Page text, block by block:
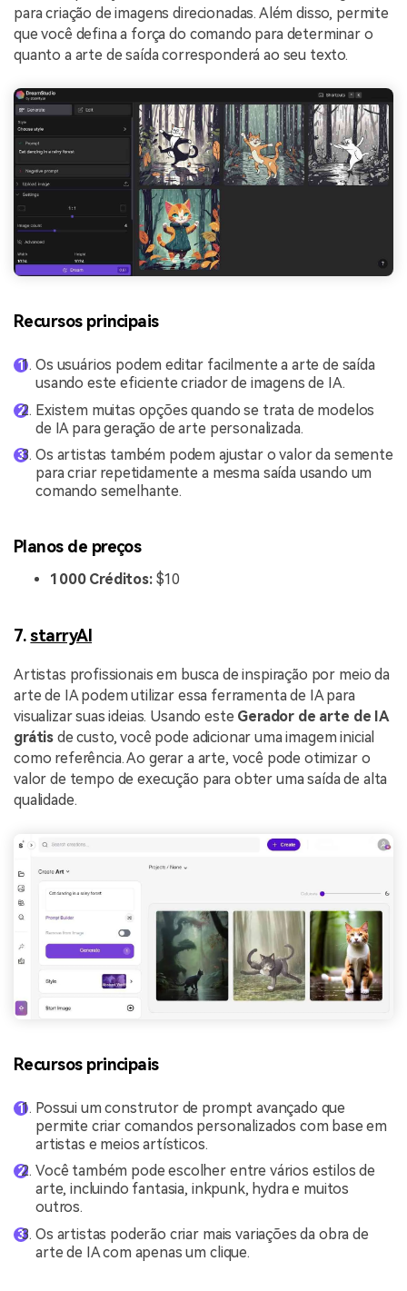
para criação de imagens direcionadas. Além disso, permite
que você defina a força do comando para determinar o
quanto a arte de saída corresponderá ao seu texto.
Recursos principais
Os usuários podem editar facilmente a arte de saída
usando este eficiente criador de imagens de IA.
Existem muitas opções quando se trata de modelos
de IA para geração de arte personalizada.
Os artistas também podem ajustar o valor da semente
para criar repetidamente a mesma saída usando um
comando semelhante.
Planos de preços
1000 Créditos:$10
7.starryAI
Artistas profissionais em busca de inspiração por meio da
arte de IA podem utilizar essa ferramenta de IA para
visualizar suas ideias. Usando este Gerador de arte de IA
grátis de custo, você pode adicionar uma imagem inicial
como referência. Ao gerar a arte, você pode otimizar o
valor de tempo de execução para obter uma saída de alta
qualidade.
Recursos principais
Possui um construtor de prompt avançado que
permite criar comandos personalizados com base em
artistas e meios artísticos.
Você também pode escolher entre vários estilos de
arte, incluindo fantasia, inkpunk, hydra e muitos
outros.
Os artistas poderão criar mais variações da obra de
arte de IA com apenas um clique.